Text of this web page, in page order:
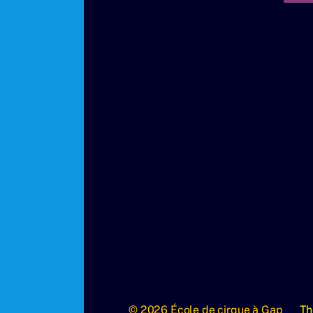
© 2026 École de cirque à Gap